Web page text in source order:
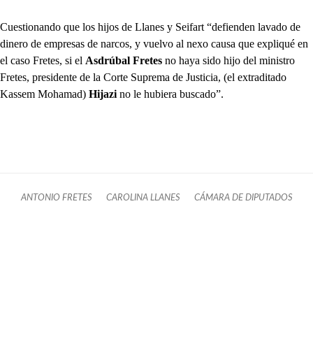
Cuestionando que los hijos de Llanes y Seifart “defienden lavado de
dinero de empresas de narcos, y vuelvo al nexo causa que expliqué en
el caso Fretes, si el Asdrúbal Fretes no haya sido hijo del ministro
Fretes, presidente de la Corte Suprema de Justicia, (el extraditado
Kassem Mohamad) Hijazi no le hubiera buscado”.
ANTONIO FRETES CAROLINA LLANES CÁMARA DE DIPUTADOS